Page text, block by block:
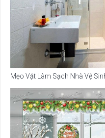
Mẹo Vặt Làm Sạch Nhà Vệ